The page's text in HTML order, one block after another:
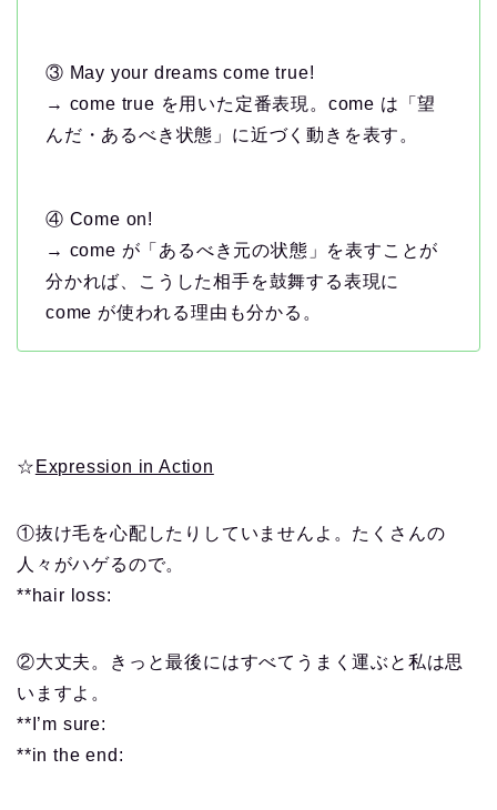
③ May your dreams come true!
→ come true を用いた定番表現。come は「望
んだ・あるべき状態」に近づく動きを表す。
④ Come on!
→ come が「あるべき元の状態」を表すことが
分かれば、こうした相手を鼓舞する表現に
come が使われる理由も分かる。
☆ Expression in Action
①抜け毛を心配したりしていませんよ。たくさんの
人々がハゲるので。
**hair loss:
②大丈夫。きっと最後にはすべてうまく運ぶと私は思
いますよ。
**I’m sure:
**in the end: